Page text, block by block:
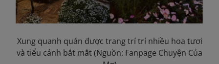
Xung quanh quán được trang trí trí nhiều hoa tươi
và tiểu cảnh bắt mắt (Nguồn: Fanpage Chuyện Của